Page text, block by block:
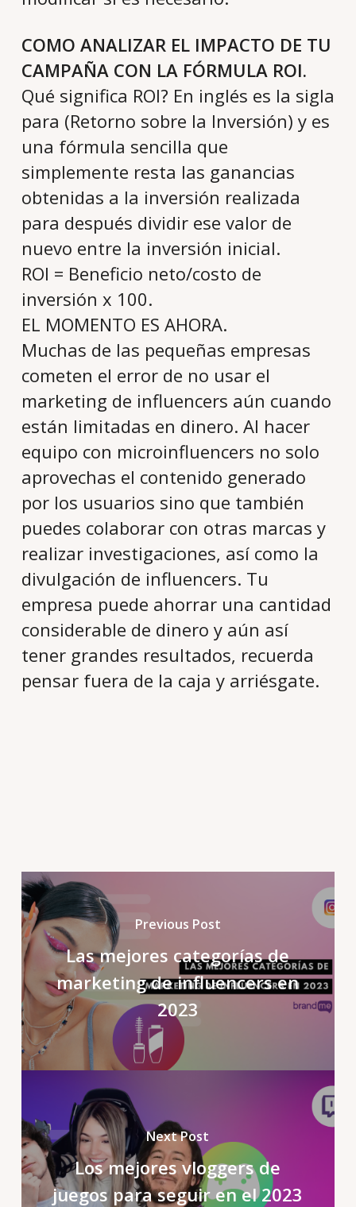
COMO ANALIZAR EL IMPACTO DE TU
CAMPAÑA CON LA FÓRMULA ROI.
Qué significa ROI? En inglés es la sigla
para (Retorno sobre la Inversión) y es
una fórmula sencilla que
simplemente resta las ganancias
obtenidas a la inversión realizada
para después dividir ese valor de
nuevo entre la inversión inicial.
ROI = Beneficio neto/costo de
inversión x 100.
EL MOMENTO ES AHORA.
Muchas de las pequeñas empresas
cometen el error de no usar el
marketing de influencers aún cuando
están limitadas en dinero. Al hacer
equipo con microinfluencers no solo
aprovechas el contenido generado
por los usuarios sino que también
puedes colaborar con otras marcas y
realizar investigaciones, así como la
divulgación de influencers. Tu
empresa puede ahorrar una cantidad
considerable de dinero y aún así
tener grandes resultados, recuerda
pensar fuera de la caja y arriésgate.
Previous Post
Las mejores categorías de
marketing de influencers en
2023
Next Post
Los mejores vloggers de
juegos para seguir en el 2023